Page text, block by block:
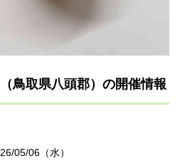
鳥取県八頭郡）の開催情報
05/06（水）